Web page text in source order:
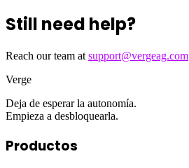
Still need help?
Reach our team atsupport@vergeag.com
Verge
Deja de esperar la autonomía.
Empieza a desbloquearla.
Productos